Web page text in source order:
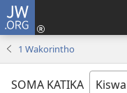
JW.ORG
1 Wakorintho
SOMA KATIKA